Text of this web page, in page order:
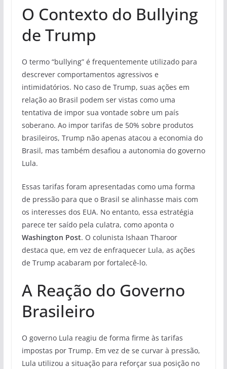
O Contexto do Bullying
de Trump
O termo “bullying” é frequentemente utilizado para
descrever comportamentos agressivos e
intimidatórios. No caso de Trump, suas ações em
relação ao Brasil podem ser vistas como uma
tentativa de impor sua vontade sobre um país
soberano. Ao impor tarifas de 50% sobre produtos
brasileiros, Trump não apenas atacou a economia do
Brasil, mas também desafiou a autonomia do governo
Lula.
Essas tarifas foram apresentadas como uma forma
de pressão para que o Brasil se alinhasse mais com
os interesses dos EUA. No entanto, essa estratégia
parece ter saído pela culatra, como aponta o
Washington Post. O colunista Ishaan Tharoor
destaca que, em vez de enfraquecer Lula, as ações
de Trump acabaram por fortalecê-lo.
A Reação do Governo
Brasileiro
O governo Lula reagiu de forma firme às tarifas
impostas por Trump. Em vez de se curvar à pressão,
Lula utilizou a situação para reforçar sua posição no